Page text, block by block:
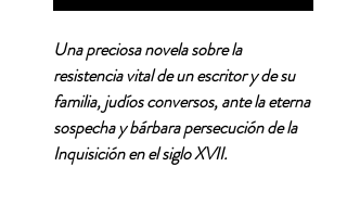
Una preciosa novela sobre la
resistencia vital de un escritor y de su
familia, judíos conversos, ante la eterna
sospecha y bárbara persecución de la
Inquisición en el siglo XVII.